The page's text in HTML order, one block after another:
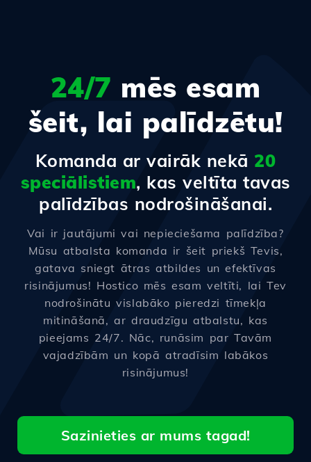
24/7 mēs esam
šeit, lai palīdzētu!
Komanda ar vairāk nekā 20
speciālistiem, kas veltīta tavas
palīdzības nodrošināšanai.
Vai ir jautājumi vai nepieciešama palīdzība?
Mūsu atbalsta komanda ir šeit priekš Tevis,
gatava sniegt ātras atbildes un efektīvas
risinājumus! Hostico mēs esam veltīti, lai Tev
nodrošinātu vislabāko pieredzi tīmekļa
mitināšanā, ar draudzīgu atbalstu, kas
pieejams 24/7. Nāc, runāsim par Tavām
vajadzībām un kopā atradīsim labākos
risinājumus!
Sazinieties ar mums tagad!